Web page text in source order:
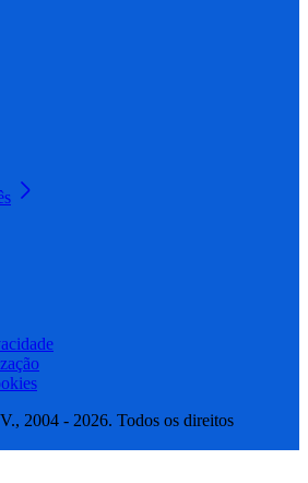
2004 - 2026. Todos os direitos